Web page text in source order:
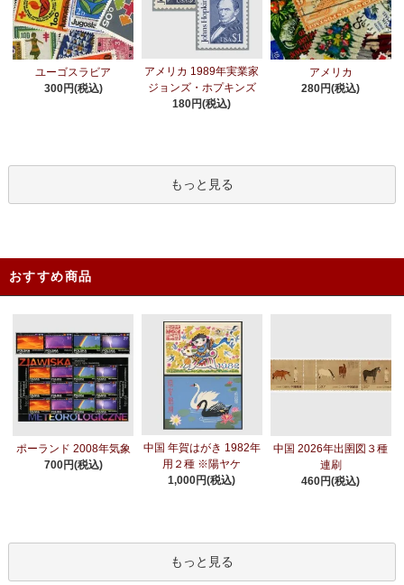
ユーゴスラビア
300円(税込)
アメリカ 1989年実業家
ジョンズ・ホプキンズ
180円(税込)
アメリカ
280円(税込)
もっと見る
おすすめ商品
ポーランド 2008年気象
700円(税込)
中国 年賀はがき 1982年
用２種 ※陽ヤケ
1,000円(税込)
中国 2026年出圉図３種
連刷
460円(税込)
もっと見る